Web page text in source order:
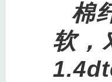
棉
软，